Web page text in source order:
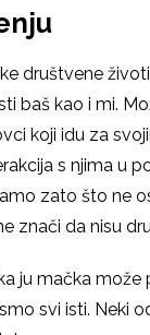
društvene
baš kao i mi.
koji idu za
s njima u
zato što ne
znači da nisu
ju mačka može
svi isti. Neki